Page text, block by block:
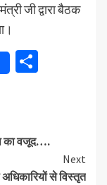
जी द्वारा बैठक
का वजूद….
Next
से विस्तृत